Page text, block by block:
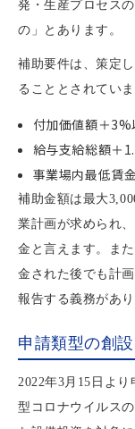
発・生産プロセス
の」とあります。
補助要件は、策定
ることとされていま
付加価値額＋
給与支給総額＋
事業場内最低賃
補助金額は最大
業計画が求められ
金と言えます。ま
金された後でも計
報告する義務があり
申請類型の創設
2022年3月15日よ
型コロナウイルス